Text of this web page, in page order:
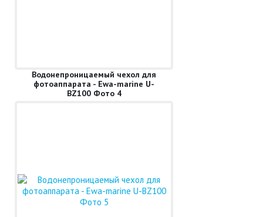
Водонепроницаемый чехол для
фотоаппарата - Ewa-marine U-
BZ100 Фото 4